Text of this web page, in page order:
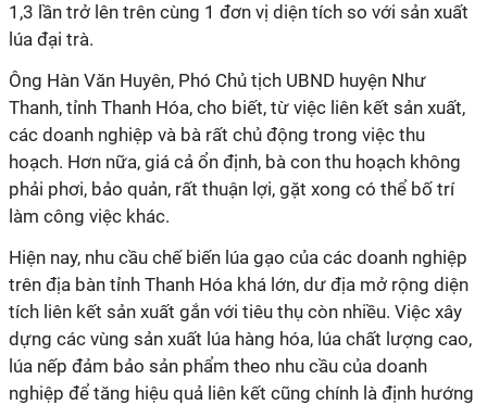
1,3 lần trở lên trên cùng 1 đơn vị diện tích so với sản xuất
lúa đại trà.
Ông Hàn Văn Huyên, Phó Chủ tịch UBND huyện Như
Thanh, tỉnh Thanh Hóa, cho biết, từ việc liên kết sản xuất,
các doanh nghiệp và bà rất chủ động trong việc thu
hoạch. Hơn nữa, giá cả ổn định, bà con thu hoạch không
phải phơi, bảo quản, rất thuận lợi, gặt xong có thể bố trí
làm công việc khác.
Hiện nay, nhu cầu chế biến lúa gạo của các doanh nghiệp
trên địa bàn tỉnh Thanh Hóa khá lớn, dư địa mở rộng diện
tích liên kết sản xuất gắn với tiêu thụ còn nhiều. Việc xây
dựng các vùng sản xuất lúa hàng hóa, lúa chất lượng cao,
lúa nếp đảm bảo sản phẩm theo nhu cầu của doanh
nghiệp để tăng hiệu quả liên kết cũng chính là định hướng